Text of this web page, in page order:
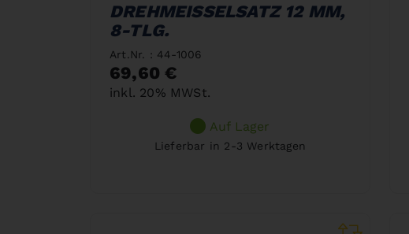
DREHMEISSELSATZ 12 MM,
8-TLG.
Art.Nr. : 44-1006
69,60 €
inkl. 20% MWSt.
Auf Lager
Lieferbar in 2-3 Werktagen